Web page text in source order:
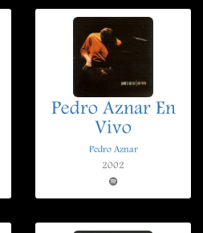
Pedro Aznar En
Vivo
Pedro Aznar
2002